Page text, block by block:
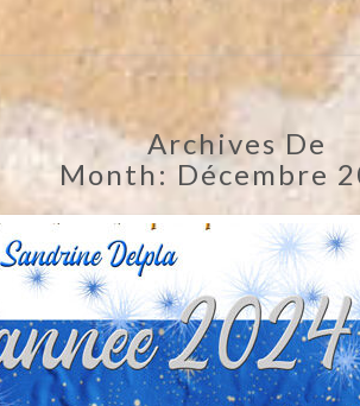
Archives De
Month: Décembre